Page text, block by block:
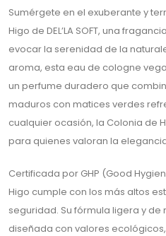
Sumérgete en el exuberante y
Higo de DEL’LA SOFT, una
evocar la serenidad de la
aroma, esta eau de cologne
un perfume duradero que
maduros con matices verdes
cualquier ocasión, la Colonia de
para quienes valoran la
Certificada por GHP (Good
Higo cumple con los más altos
seguridad. Su fórmula ligera y
diseñada con valores